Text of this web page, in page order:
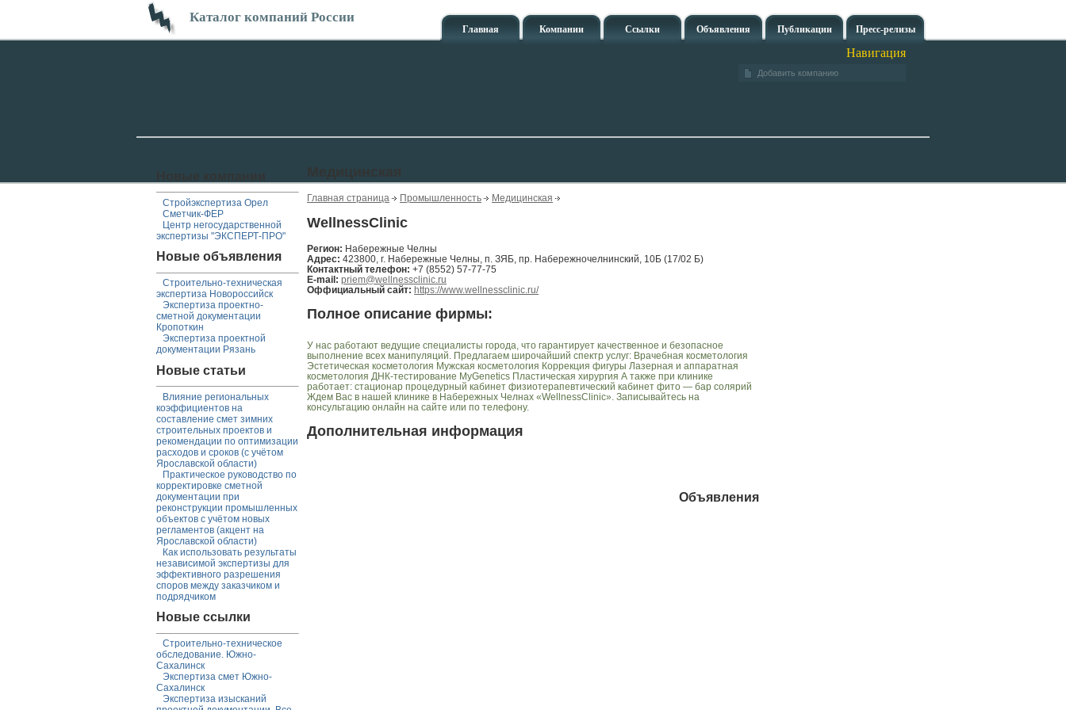
Каталог компаний России
Главная Компании Ссылки Объявления Публикации Пресс-релизы
Навигация
Добавить компанию
Стройэкспертиза Орел
Сметчик-ФЕР
Центр негосударственной
экспертизы "ЭКСПЕРТ-ПРО"
Новые объявления
Строительно-техническая
экспертиза Новороссийск
Экспертиза проектно-
сметной документации
Кропоткин
Экспертиза проектной
документации Рязань
Новые статьи
Влияние региональных
коэффициентов на
составление смет зимних
строительных проектов и
рекомендации по оптимизации
расходов и сроков (с учётом
Ярославской области)
Практическое руководство по
корректировке сметной
документации при
реконструкции промышленных
объектов с учётом новых
регламентов (акцент на
Ярославской области)
Как использовать результаты
независимой экспертизы для
эффективного разрешения
споров между заказчиком и
подрядчиком
Новые ссылки
Строительно-техническое
обследование. Южно-
Сахалинск
Экспертиза смет Южно-
Сахалинск
Экспертиза изысканий
Главная страница Промышленность Медицинская
WellnessClinic
Регион: Набережные Челны
Адрес: 423800, г. Набережные Челны, п. ЗЯБ, пр. Набережночелнинский, 10Б (17/02 Б)
Контактный телефон: +7 (8552) 57-77-75
E-mail: priem@wellnessclinic.ru
Оффициальный сайт: https://www.wellnessclinic.ru/
Полное описание фирмы:
У нас работают ведущие специалисты города, что гарантирует качественное и безопасное
выполнение всех манипуляций. Предлагаем широчайший спектр услуг: Врачебная косметология
Эстетическая косметология Мужская косметология Коррекция фигуры Лазерная и аппаратная
косметология ДНК-тестирование MyGenetics Пластическая хирургия А также при клинике
работает: стационар процедурный кабинет физиотерапевтический кабинет фито — бар солярий
Ждем Вас в нашей клинике в Набережных Челнах «WellnessClinic». Записывайтесь на
консультацию онлайн на сайте или по телефону.
Дополнительная информация
Объявления